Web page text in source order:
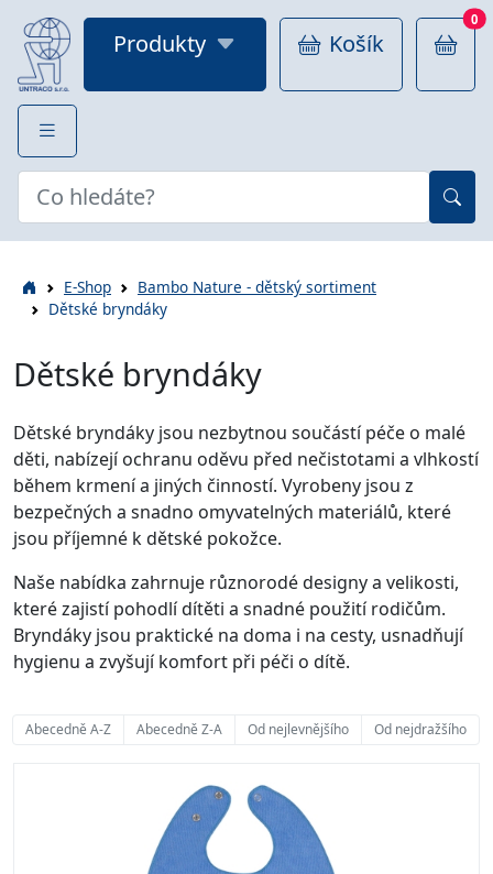
Produkty Košík
0
E-Shop
Bambo Nature - dětský sortiment
Dětské bryndáky
Dětské bryndáky
Dětské bryndáky jsou nezbytnou součástí péče o malé
děti, nabízejí ochranu oděvu před nečistotami a vlhkostí
během krmení a jiných činností. Vyrobeny jsou z
bezpečných a snadno omyvatelných materiálů, které
jsou příjemné k dětské pokožce.
Naše nabídka zahrnuje různorodé designy a velikosti,
které zajistí pohodlí dítěti a snadné použití rodičům.
Bryndáky jsou praktické na doma i na cesty, usnadňují
hygienu a zvyšují komfort při péči o dítě.
Abecedně A-Z Abecedně Z-A Od nejlevnějšího Od nejdražšího